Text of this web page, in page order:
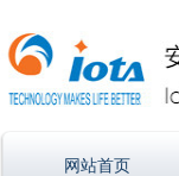
网站首页